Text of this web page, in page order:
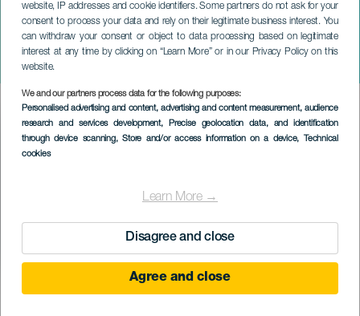
website, IP addresses and cookie identifiers. Some partners do not ask for your
consent to process your data and rely on their legitimate business interest. You
can withdraw your consent or object to data processing based on legitimate
interest at any time by clicking on “Learn More” or in our Privacy Policy on this
website.
We and our partners process data for the following purposes:
Personalised advertising and content, advertising and content measurement, audience
research and services development, Precise geolocation data, and identification
through device scanning, Store and/or access information on a device, Technical
cookies
Learn More →
Disagree and close
Agree and close
Festligheter i El Palmar
TENERIFE
Imagen
Listado
September 2026